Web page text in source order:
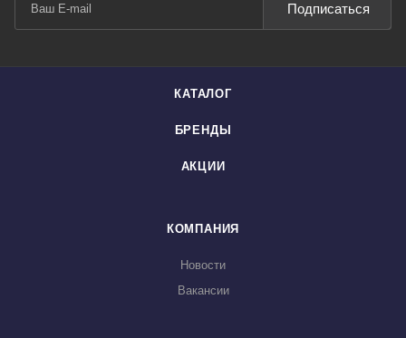
Подписаться
КАТАЛОГ
БРЕНДЫ
АКЦИИ
КОМПАНИЯ
Новости
Вакансии